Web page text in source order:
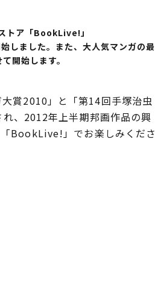
トア「BookLive!」
しました。また、大人気マンガの最
開始します。
賞2010」と「第14回手塚治虫
、2012年上半期邦画作品の興
BookLive!」でお楽しみくださ